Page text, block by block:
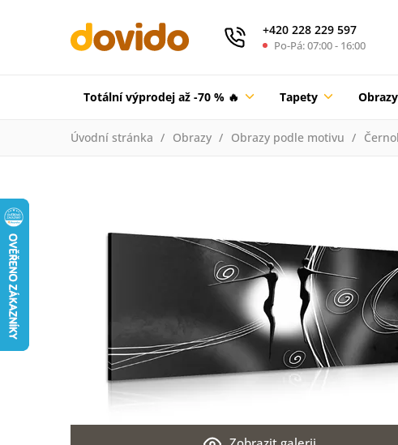
+420 228 229 597
Po-Pá: 07:00 - 16:00
Totální výprodej až -70 % 🔥 Tapety Obrazy
Úvodní stránka Obrazy Obrazy podle motivu